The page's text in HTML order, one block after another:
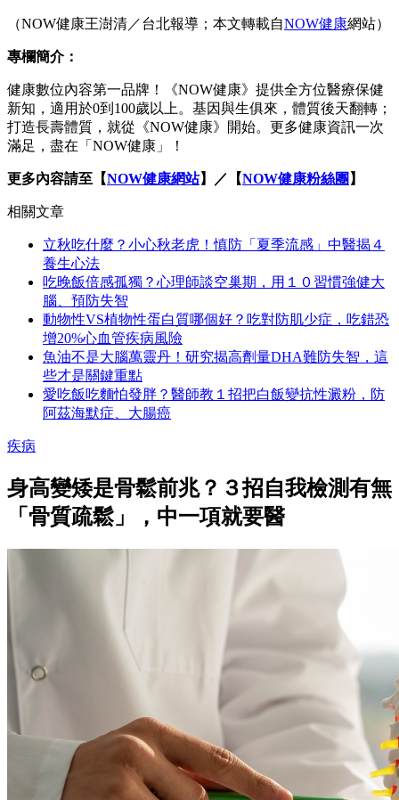
（NOW健康王澍清／台北報導；本文轉載自NOW健康網站）
專欄簡介：
健康數位內容第一品牌！《NOW健康》提供全方位醫療保健
新知，適用於0到100歲以上。基因與生俱來，體質後天翻轉；
打造長壽體質，就從《NOW健康》開始。更多健康資訊一次
滿足，盡在「NOW健康」！
更多內容請至【NOW健康網站】／【NOW健康粉絲團 】
相關文章
立秋吃什麼？小心秋老虎！慎防「夏季流感」中醫揭４
養生心法
吃晚飯倍感孤獨？心理師談空巢期，用１０習慣強健大
腦、預防失智
動物性VS植物性蛋白質哪個好？吃對防肌少症，吃錯恐
增20%心血管疾病風險
魚油不是大腦萬靈丹！研究揭高劑量DHA難防失智，這
些才是關鍵重點
愛吃飯吃麵怕發胖？醫師教１招把白飯變抗性澱粉，防
阿茲海默症、大腸癌
疾病
身高變矮是骨鬆前兆？３招自我檢測有無
「骨質疏鬆」，中一項就要醫